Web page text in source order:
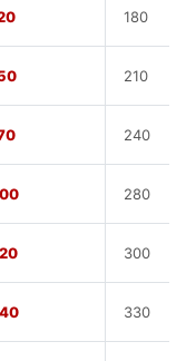
180
210
240
280
300
330